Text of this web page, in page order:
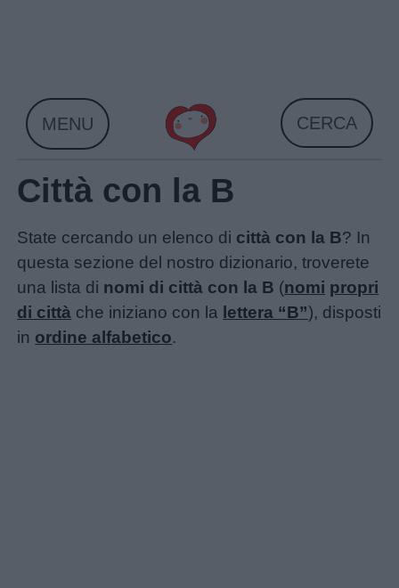
MENU CERCA
Città con la B
State cercando un elenco di città con la B? In
questa sezione del nostro dizionario, troverete
una lista di nomi di città con la B (nomi propri
di città che iniziano con la lettera “B”), disposti
in ordine alfabetico.